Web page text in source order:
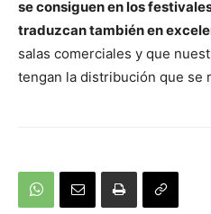
se consiguen en los
traduzcan también en
salas comerciales y que
tengan la distribución que se